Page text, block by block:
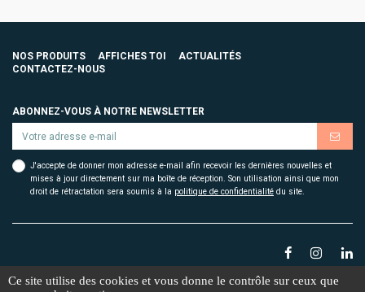
NOS PRODUITS AFFICHES TOI
ACTUALITÉS
CONTACTEZ-NOUS
ABONNEZ-VOUS À NOTRE NEWSLETTER
J'accepte de donner mon adresse e-mail afin recevoir les dernières nouvelles et
mises à jour directement sur ma boîte de réception. Son utilisation ainsi que mon
droit de rétractation sera soumis à la politique de confidentialité du site.
Ce site utilise des cookies et vous donne le contrôle sur ceux que